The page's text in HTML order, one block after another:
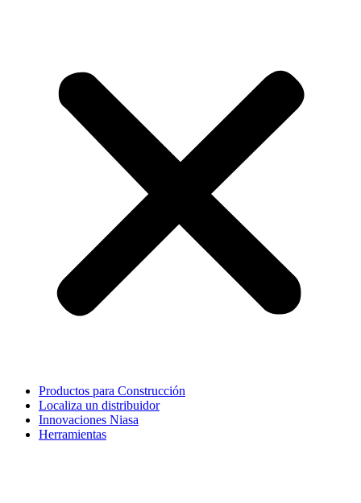
Productos para Construcción
Localiza un distribuidor
Innovaciones Niasa
Herramientas